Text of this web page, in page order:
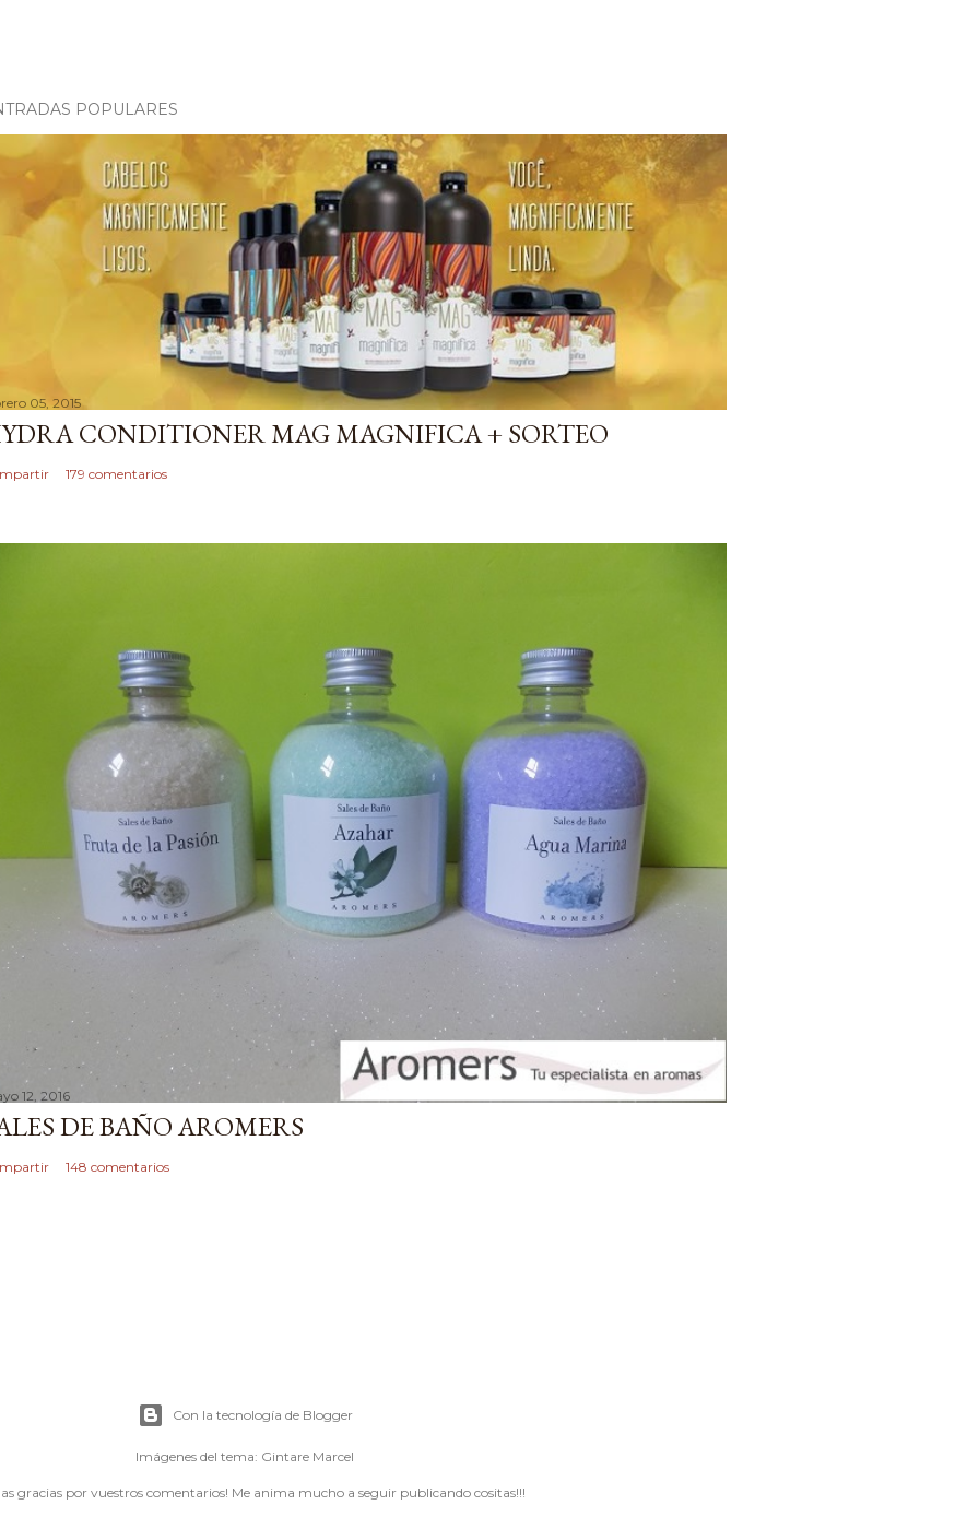
POPULARES
05, 2015
CONDITIONER MAG MAGNIFICA + SORTEO
179 comentarios
12, 2016
DE BAÑO AROMERS
148 comentarios
Con la tecnología de Blogger
Imágenes del tema: Gintare Marcel
gracias por vuestros comentarios! Me anima mucho a seguir publicando cositas!!!